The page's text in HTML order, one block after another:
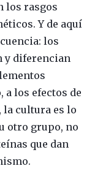
los rasgos
Y de aquí
los
y diferencian
a los efectos de
cultura es lo
otro grupo, no
que dan